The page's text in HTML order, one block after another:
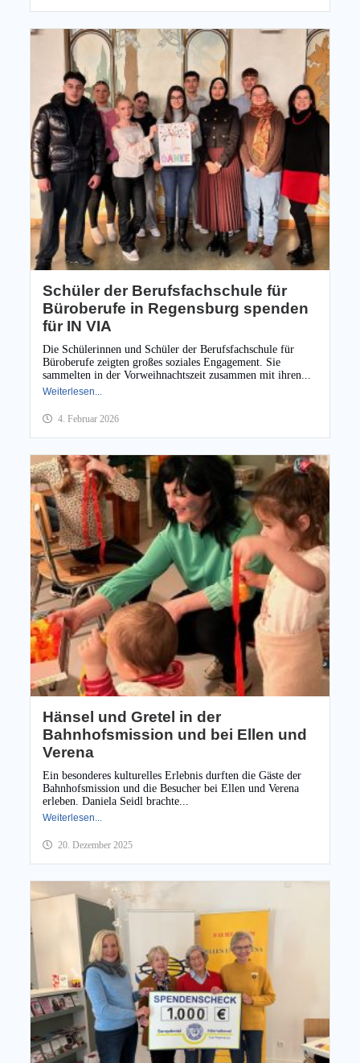
Schüler der Berufsfachschule für
Büroberufe in Regensburg spenden
für IN VIA
Die Schülerinnen und Schüler der Berufsfachschule für
Büroberufe zeigten großes soziales Engagement. Sie
sammelten in der Vorweihnachtszeit zusammen mit ihren...
Weiterlesen...
4. Februar 2026
Hänsel und Gretel in der
Bahnhofsmission und bei Ellen und
Verena
Ein besonderes kulturelles Erlebnis durften die Gäste der
Bahnhofsmission und die Besucher bei Ellen und Verena
erleben. Daniela Seidl brachte...
Weiterlesen...
20. Dezember 2025